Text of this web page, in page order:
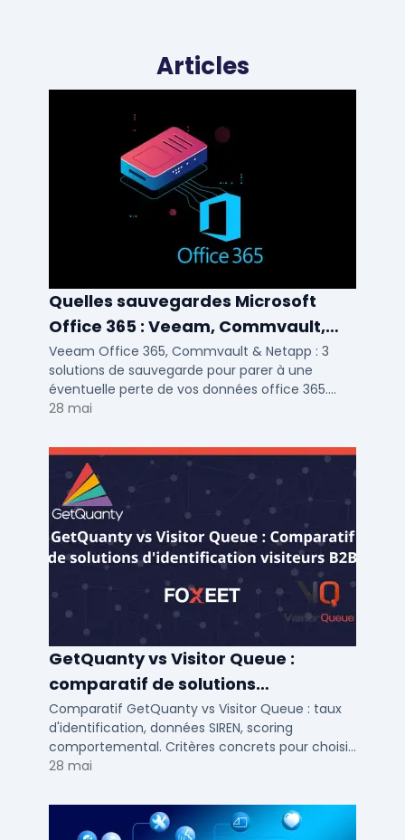
Articles
Quelles sauvegardes Microsoft
Office 365 : Veeam, Commvault,
Netapp
Veeam Office 365, Commvault & Netapp : 3
solutions de sauvegarde pour parer à une
éventuelle perte de vos données office 365.
Voici notre ...
28 mai
GetQuanty vs Visitor Queue :
comparatif de solutions
d'identification visiteurs B2B
Comparatif GetQuanty vs Visitor Queue : taux
d'identification, données SIREN, scoring
comportemental. Critères concrets pour choisir
votre solution de lead generation B2B en PME et
28 mai